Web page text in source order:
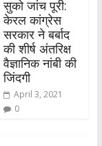
सुको जांच पूरी:
केरल कांग्रेस
सरकार ने बर्बाद
की शीर्ष अंतरिक्ष
वैज्ञानिक नांबी की
जिंदगी
April 3, 2021
0